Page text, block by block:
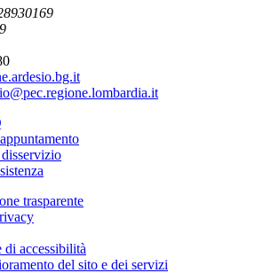
trasparente
accessibilità
del sito e dei servizi